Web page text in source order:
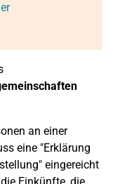
an einer
eine "Erklärung
eingereicht